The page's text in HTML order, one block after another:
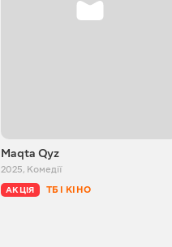
Maqta Qyz
2025, Комедії
АКЦІЯ ТБ І КІНО